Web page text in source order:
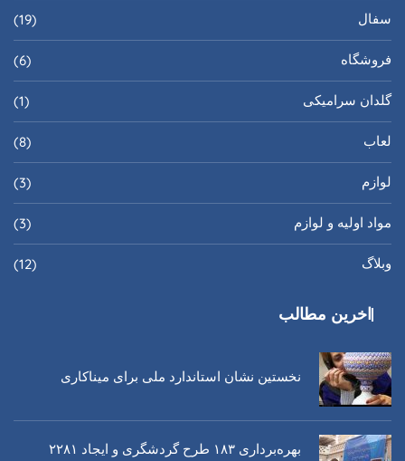
سفال (19)
فروشگاه (6)
گلدان سرامیکی (1)
لعاب (8)
لوازم (3)
مواد اولیه و لوازم (3)
وبلاگ (12)
اخرین مطالب
نخستین نشان استاندارد ملی برای میناکاری
بهره‌برداری ١٨٣ طرح گردشگری و ایجاد ٢٢٨١